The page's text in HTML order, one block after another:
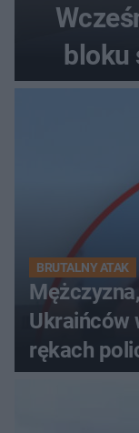
bloku
BRUTALNY ATAK
Ukraińców
rękach